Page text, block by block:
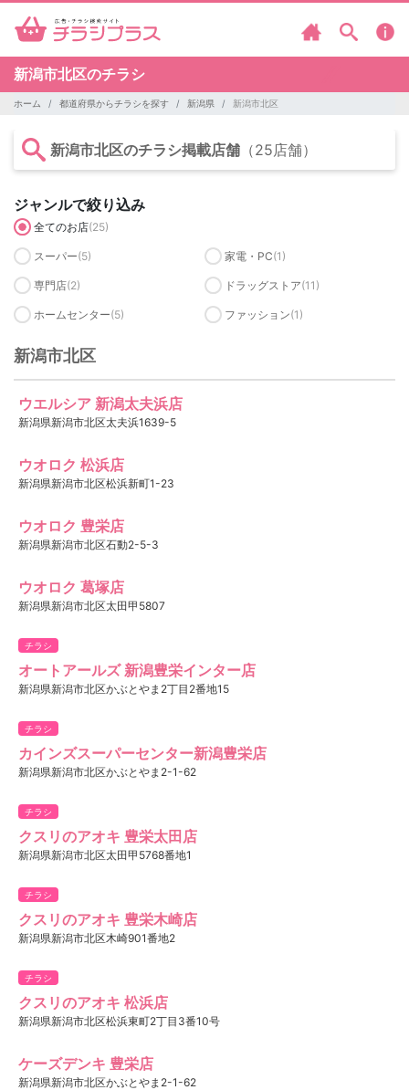
新潟市北区のチラシ
ホーム 都道府県からチラシを探す 新潟県 新潟市北区
新潟市北区のチラシ掲載店舗 （25店舗）
ジャンルで絞り込み
全てのお店(25)
スーパー(5) 家電・PC(1)
専門店(2) ドラッグストア(11)
ホームセンター(5) ファッション(1)
新潟市北区
ウエルシア 新潟太夫浜店
新潟県新潟市北区太夫浜1639-5
ウオロク 松浜店
新潟県新潟市北区松浜新町1-23
ウオロク 豊栄店
新潟県新潟市北区石動2-5-3
ウオロク 葛塚店
新潟県新潟市北区太田甲5807
チラシ
オートアールズ 新潟豊栄インター店
新潟県新潟市北区かぶとやま2丁目2番地15
チラシ
カインズスーパーセンター新潟豊栄店
新潟県新潟市北区かぶとやま2-1-62
チラシ
クスリのアオキ 豊栄太田店
新潟県新潟市北区太田甲5768番地1
チラシ
クスリのアオキ 豊栄木崎店
新潟県新潟市北区木崎901番地2
チラシ
クスリのアオキ 松浜店
新潟県新潟市北区松浜東町2丁目3番10号
ケーズデンキ 豊栄店
新潟県新潟市北区かぶとやま2-1-62